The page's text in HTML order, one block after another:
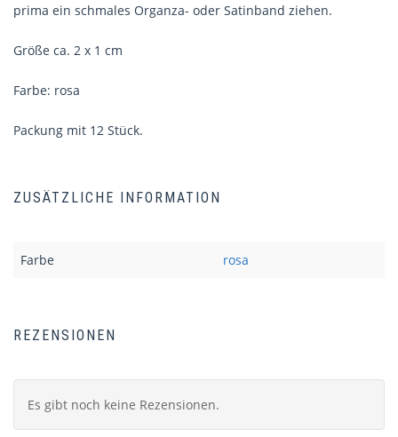
prima ein schmales Organza- oder Satinband ziehen.
Größe ca. 2 x 1 cm
Farbe: rosa
Packung mit 12 Stück.
ZUSÄTZLICHE INFORMATION
Farbe rosa
REZENSIONEN
Es gibt noch keine Rezensionen.